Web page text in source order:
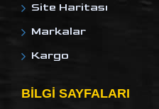
Site Haritası
Markalar
Kargo
BILGI SAYFALARI